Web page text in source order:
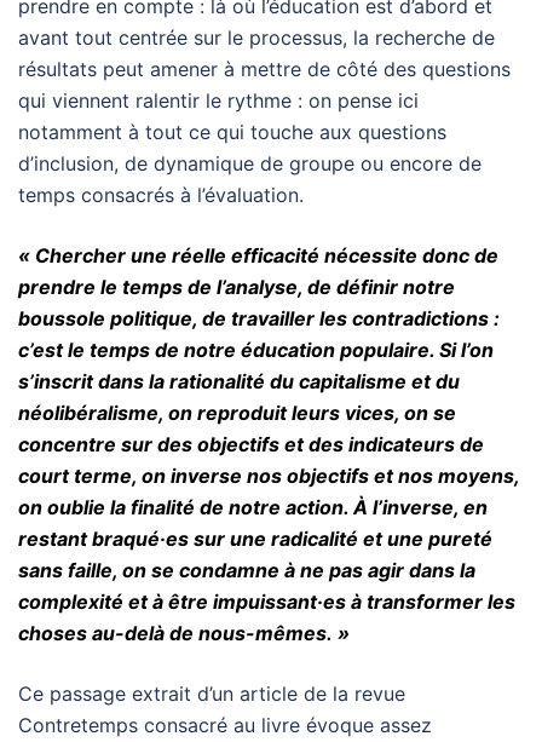
prendre en compte : là où l’éducation est d’abord et
avant tout centrée sur le processus, la recherche de
résultats peut amener à mettre de côté des questions
qui viennent ralentir le rythme : on pense ici
notamment à tout ce qui touche aux questions
d’inclusion, de dynamique de groupe ou encore de
temps consacrés à l’évaluation.
« Chercher une réelle efficacité nécessite donc de
prendre le temps de l’analyse, de définir notre
boussole politique, de travailler les contradictions :
c’est le temps de notre éducation populaire. Si l’on
s’inscrit dans la rationalité du capitalisme et du
néolibéralisme, on reproduit leurs vices, on se
concentre sur des objectifs et des indicateurs de
court terme, on inverse nos objectifs et nos moyens,
on oublie la finalité de notre action. À l’inverse, en
restant braqué·es sur une radicalité et une pureté
sans faille, on se condamne à ne pas agir dans la
complexité et à être impuissant·es à transformer les
choses au-delà de nous-mêmes. »
Ce passage extrait d’un article de la revue
Contretemps consacré au livre évoque assez